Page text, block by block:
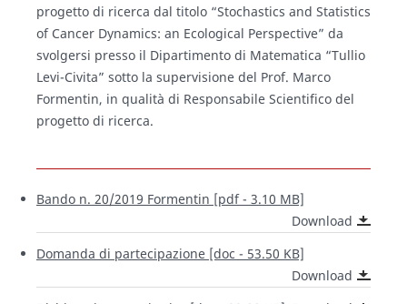
progetto di ricerca dal titolo “Stochastics and Statistics
of Cancer Dynamics: an Ecological Perspective” da
svolgersi presso il Dipartimento di Matematica “Tullio
Levi-Civita” sotto la supervisione del Prof. Marco
Formentin, in qualità di Responsabile Scientifico del
progetto di ricerca.
Bando n. 20/2019 Formentin [pdf - 3.10 MB]
Download
Domanda di partecipazione [doc - 53.50 KB]
Download